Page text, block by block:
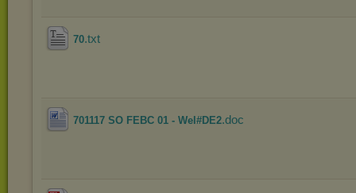
70.txt
701117 SO FEBC 01 - Wel#DE2.doc